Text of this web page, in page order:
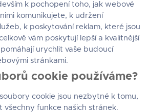
k pochopení toho, jak webové
komunikujete, k udržení
k poskytování reklam, které jsou
vám poskytují lepší a kvalitnější
urychlit vaše budoucí
stránkami.
cookie používáme?
cookie jsou nezbytné k tomu,
všechny funkce našich stránek.